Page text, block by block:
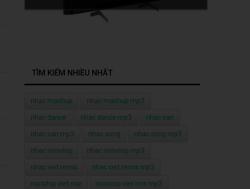
TÌM KIẾM NHIỀU NHẤT
nhạc mashup nhạc mashup mp3
nhac dance nhac dance mp3 nhac san
nhac san mp3 nhac song nhac song mp3
nhac nonstop nhac nonstop mp3
nhac viet remix nhac viet remix mp3
nonstop viet mix nonstop viet mix mp3